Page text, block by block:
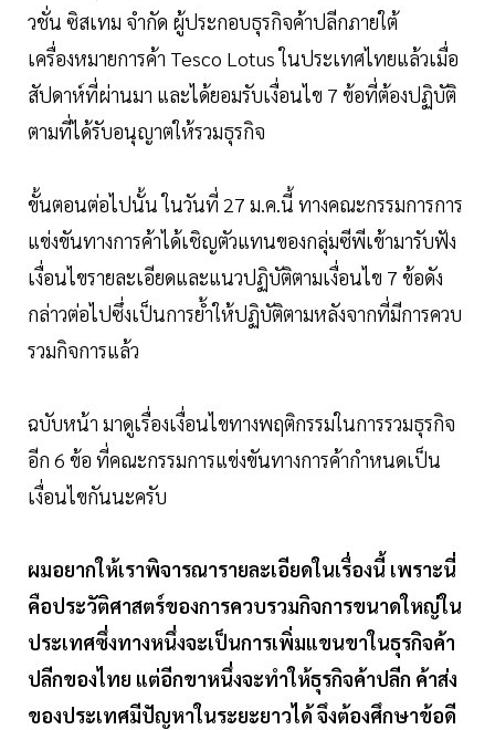
วชั่น ซิสเทม จํากัด ผู้ประกอบธุรกิจค้าปลีกภายใต้
เครื่องหมายการค้า Tesco Lotus ในประเทศไทยแล้วเมื่อ
สัปดาห์ที่ผ่านมา และได้ยอมรับเงื่อนไข 7 ข้อที่ต้องปฏิบัติ
ตามที่ได้รับอนุญาตให้รวมธุรกิจ
ขั้นตอนต่อไปนั้น ในวันที่ 27 ม.ค.นี้ ทางคณะกรรมการการ
แข่งขันทางการค้าได้เชิญตัวแทนของกลุ่มซีพีเข้ามารับฟัง
เงื่อนไขรายละเอียดและแนวปฏิบัติตามเงื่อนไข 7 ข้อดัง
กล่าวต่อไปซึ่งเป็นการยํ้าให้ปฏิบัติตามหลังจากที่มีการควบ
รวมกิจการแล้ว
ฉบับหน้า มาดูเรื่องเงื่อนไขทางพฤติกรรมในการรวมธุรกิจ
อีก 6 ข้อ ที่คณะกรรมการแข่งขันทางการค้ากำหนดเป็น
เงื่อนไขกันนะครับ
ผมอยากให้เราพิจารณารายละเอียดในเรื่องนี้ เพราะนี่
คือประวัติศาสตร์ของการควบรวมกิจการขนาดใหญ่ใน
ประเทศซึ่งทางหนึ่งจะเป็นการเพิ่มแขนขาในธุรกิจค้า
ปลีกของไทย แต่อีกขาหนึ่งจะทำให้ธุรกิจค้าปลีก ค้าส่ง
ของประเทศมีปัญหาในระยะยาวได้ จึงต้องศึกษาข้อดี